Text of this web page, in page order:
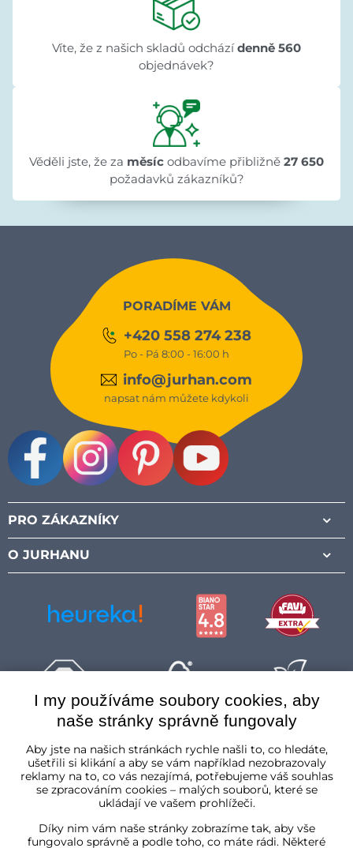
Víte, že z našich skladů odchází denně 560
objednávek?
Věděli jste, že za měsíc odbavíme přibližně 27 650
požadavků zákazníků?
PORADÍME VÁM
+420 558 274 238
Po - Pá 8:00 - 16:00 h
info@jurhan.com
napsat nám můžete kdykoli
PRO ZÁKAZNÍKY
O JURHANU
I my používáme soubory cookies, aby
naše stránky správně fungovaly
Aby jste na našich stránkách rychle našli to, co hledáte,
ušetřili si klikání a aby se vám například nezobrazovaly
reklamy na to, co vás nezajímá, potřebujeme váš souhlas
se zpracováním cookies – malých souborů, které se
ukládají ve vašem prohlížeči.
Díky nim vám naše stránky zobrazíme tak, aby vše
fungovalo správně a podle toho, co máte rádi. Některé